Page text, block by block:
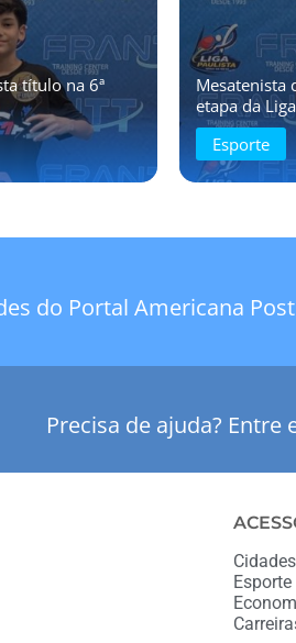
título na 6ª
Mesatenista
etapa da
Esporte
do Portal Americana
Precisa de ajuda?
Cidades
Esporte